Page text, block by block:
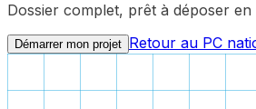
Dossier complet, prêt à déposer en
Démarrer mon projet Retour au PC